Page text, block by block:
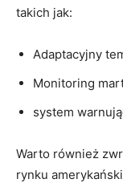
takich jak:
Adaptacyjny
Monitoring
system
Warto również
rynku